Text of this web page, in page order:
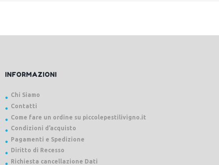
INFORMAZIONI
Chi Siamo
Contatti
Come fare un ordine su piccolepestilivigno.it
Condizioni d’acquisto
Pagamenti e Spedizione
Diritto di Recesso
Richiesta cancellazione Dati